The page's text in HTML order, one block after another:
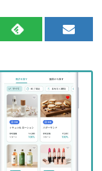
RSS
記
事
を
購
読
メ
マ
ガ
登
録
す